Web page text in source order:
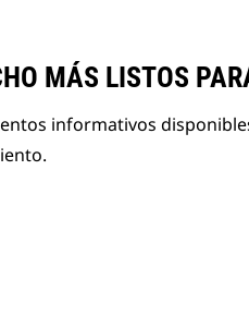
MÁS LISTOS
informativos